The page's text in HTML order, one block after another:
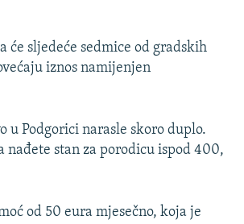
će sljedeće sedmice od gradskih
iznos namijenjen
u Podgorici narasle skoro duplo.
nađete stan za porodicu ispod 400,
od 50 eura mjesečno, koja je